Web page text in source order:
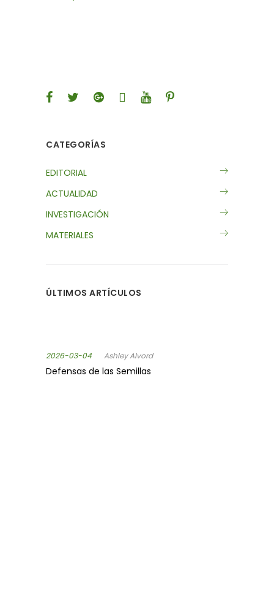
CATEGORÍAS
EDITORIAL
ACTUALIDAD
INVESTIGACIÓN
MATERIALES
ÚLTIMOS ARTÍCULOS
2026-03-04 Ashley Alvord
Defensas de las Semillas